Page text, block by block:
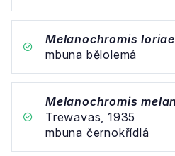
Melanochromis loriae
mbuna bělolemá
Melanochromis
Trewavas, 1935
mbuna černokřídlá